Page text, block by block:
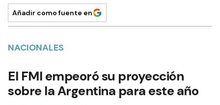
Añadir como fuente en
NACIONALES
El FMI empeoró su proyección
sobre la Argentina para este año